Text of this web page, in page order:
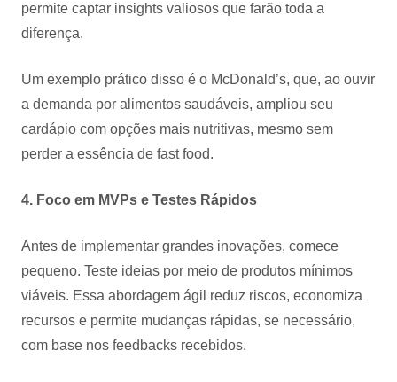
permite captar insights valiosos que farão toda a
diferença.
Um exemplo prático disso é o McDonald’s, que, ao ouvir
a demanda por alimentos saudáveis, ampliou seu
cardápio com opções mais nutritivas, mesmo sem
perder a essência de fast food.
4. Foco em MVPs e Testes Rápidos
Antes de implementar grandes inovações, comece
pequeno. Teste ideias por meio de produtos mínimos
viáveis. Essa abordagem ágil reduz riscos, economiza
recursos e permite mudanças rápidas, se necessário,
com base nos feedbacks recebidos.